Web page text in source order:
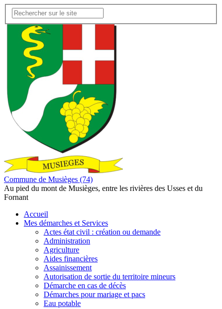
Commune de Musièges (74)
Au pied du mont de Musièges, entre les rivières des Usses et du
Fornant
Accueil
Mes démarches et Services
Actes état civil : création ou demande
Administration
Agriculture
Aides financières
Assainissement
Autorisation de sortie du territoire mineurs
Démarche en cas de décès
Démarches pour mariage et pacs
Eau potable